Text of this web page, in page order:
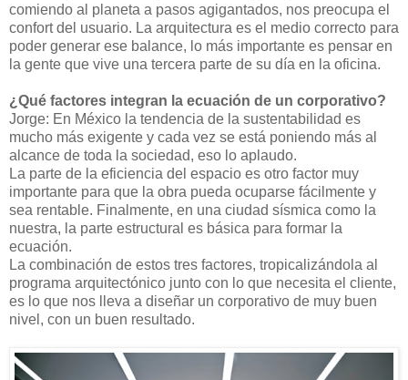
comiendo al planeta a pasos agigantados, nos preocupa el
confort del usuario. La arquitectura es el medio correcto para
poder generar ese balance, lo más importante es pensar en
la gente que vive una tercera parte de su día en la oficina.
¿Qué factores integran la ecuación de un corporativo?
Jorge: En México la tendencia de la sustentabilidad es
mucho más exigente y cada vez se está poniendo más al
alcance de toda la sociedad, eso lo aplaudo.
La parte de la eficiencia del espacio es otro factor muy
importante para que la obra pueda ocuparse fácilmente y
sea rentable. Finalmente, en una ciudad sísmica como la
nuestra, la parte estructural es básica para formar la
ecuación.
La combinación de estos tres factores, tropicalizándola al
programa arquitectónico junto con lo que necesita el cliente,
es lo que nos lleva a diseñar un corporativo de muy buen
nivel, con un buen resultado.